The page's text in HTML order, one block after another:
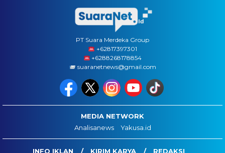
PT Suara Merdeka Group
‪+62817397301
+6288268178854
suaranetnews@gmail.com
MEDIA NETWORK
Analisanews
Yakusa.id
INFO IKLAN KIRIM KARYA REDAKSI